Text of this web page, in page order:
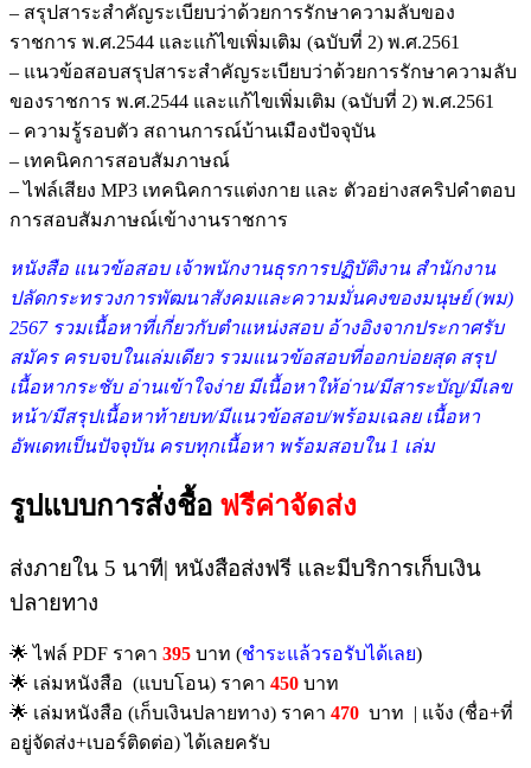
– สรุปสาระสำคัญระเบียบว่าด้วยการรักษาความลับของ
ราชการ พ.ศ.2544 และแก้ไขเพิ่มเติม (ฉบับที่ 2) พ.ศ.2561
– แนวข้อสอบสรุปสาระสำคัญระเบียบว่าด้วยการรักษาความลับ
ของราชการ พ.ศ.2544 และแก้ไขเพิ่มเติม (ฉบับที่ 2) พ.ศ.2561
– ความรู้รอบตัว สถานการณ์บ้านเมืองปัจจุบัน
– เทคนิคการสอบสัมภาษณ์
– ไฟล์เสียง MP3 เทคนิคการแต่งกาย และ ตัวอย่างสคริปคำตอบ
การสอบสัมภาษณ์เข้างานราชการ
หนังสือ แนวข้อสอบ เจ้าพนักงานธุรการปฏิบัติงาน สำนักงาน
ปลัดกระทรวงการพัฒนาสังคมและความมั่นคงของมนุษย์ (พม)
2567 รวมเนื้อหาที่เกี่ยวกับตำแหน่งสอบ อ้างอิงจากประกาศรับ
สมัคร ครบจบในเล่มเดียว รวมแนวข้อสอบที่ออกบ่อยสุด สรุป
เนื้อหากระชับ อ่านเข้าใจง่าย มีเนื้อหาให้อ่าน/มีสาระบัญ/มีเลข
หน้า/มีสรุปเนื้อหาท้ายบท/มีแนวข้อสอบ/พร้อมเฉลย เนื้อหา
อัพเดทเป็นปัจจุบัน ครบทุกเนื้อหา พร้อมสอบใน 1 เล่ม
รูปแบบการสั่งชื้อ ฟรีค่าจัดส่ง
ส่งภายใน 5 นาที| หนังสือส่งฟรี และมีบริการเก็บเงิน
ปลายทาง
🌟 ไฟล์ PDF ราคา 395 บาท (ชำระแล้วรอรับได้เลย)
🌟 เล่มหนังสือ (แบบโอน) ราคา 450 บาท
🌟 เล่มหนังสือ (เก็บเงินปลายทาง) ราคา 470 บาท | แจ้ง (ชื่อ+ที่
อยู่จัดส่ง+เบอร์ติดต่อ) ได้เลยครับ